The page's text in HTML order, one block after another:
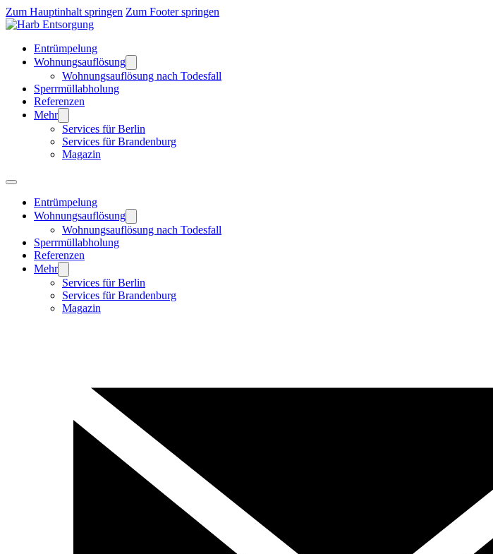
Zum Hauptinhalt springen Zum Footer springen
Entrümpelung
Wohnungsauflösung
Wohnungsauflösung nach Todesfall
Sperrmüllabholung
Referenzen
Mehr
Services für Berlin
Services für Brandenburg
Magazin
Entrümpelung
Wohnungsauflösung
Wohnungsauflösung nach Todesfall
Sperrmüllabholung
Referenzen
Mehr
Services für Berlin
Services für Brandenburg
Magazin